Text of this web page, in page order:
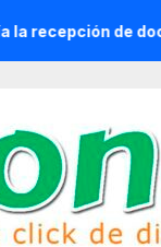
documentos